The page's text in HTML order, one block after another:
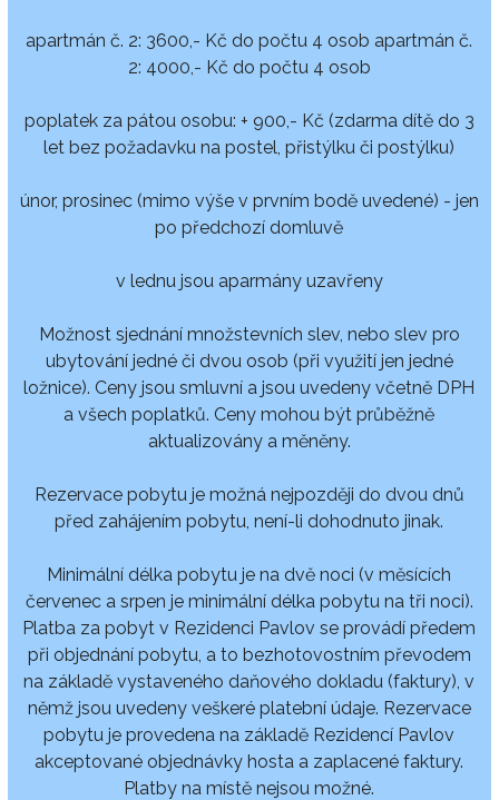
apartmán č. 2: 3600,- Kč do počtu 4 osob apartmán č.
2: 4000,- Kč do počtu 4 osob
poplatek za pátou osobu: + 900,- Kč (zdarma dítě do 3
let bez požadavku na postel, přistýlku či postýlku)
únor, prosinec (mimo výše v prvním bodě uvedené) - jen
po předchozí domluvě
v lednu jsou aparmány uzavřeny
Možnost sjednání množstevních slev, nebo slev pro
ubytování jedné či dvou osob (při využití jen jedné
ložnice). Ceny jsou smluvní a jsou uvedeny včetně DPH
a všech poplatků. Ceny mohou být průběžně
aktualizovány a měněny.
Rezervace pobytu je možná nejpozději do dvou dnů
před zahájením pobytu, není-li dohodnuto jinak.
Minimální délka pobytu je na dvě noci (v měsících
červenec a srpen je minimální délka pobytu na tři noci).
Platba za pobyt v Rezidenci Pavlov se provádí předem
při objednání pobytu, a to bezhotovostním převodem
na základě vystaveného daňového dokladu (faktury), v
němž jsou uvedeny veškeré platební údaje. Rezervace
pobytu je provedena na základě Rezidencí Pavlov
akceptované objednávky hosta a zaplacené faktury.
Platby na místě nejsou možné.